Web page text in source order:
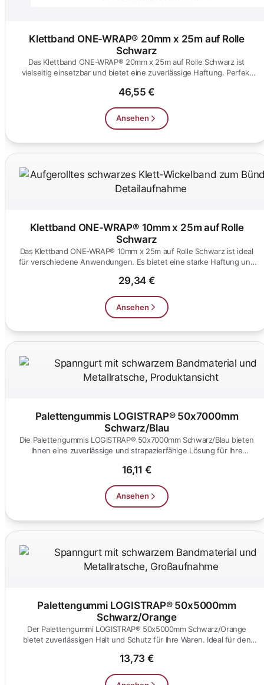
Klettband ONE-WRAP® 20mm x 25m auf Rolle
Schwarz
Das Klettband ONE-WRAP® 20mm x 25m auf Rolle Schwarz ist
vielseitig einsetzbar und bietet eine zuverlässige Haftung. Perfekt
46,55 €
Ansehen
Klettband ONE-WRAP® 10mm x 25m auf Rolle
Schwarz
Das Klettband ONE-WRAP® 10mm x 25m auf Rolle Schwarz ist ideal
für verschiedene Anwendungen. Es bietet eine starke Haftung und
29,34 €
Ansehen
Palettengummis LOGISTRAP® 50x7000mm
Schwarz/Blau
Die Palettengummis LOGISTRAP® 50x7000mm Schwarz/Blau bieten
Ihnen eine zuverlässige und strapazierfähige Lösung für Ihre
16,11 €
Ansehen
Palettengummi LOGISTRAP® 50x5000mm
Schwarz/Orange
Der Palettengummi LOGISTRAP® 50x5000mm Schwarz/Orange
bietet zuverlässigen Halt und Schutz für Ihre Waren. Ideal für den
13,73 €